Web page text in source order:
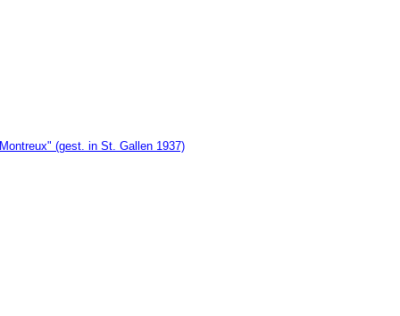
(gest. in St. Gallen 1937)